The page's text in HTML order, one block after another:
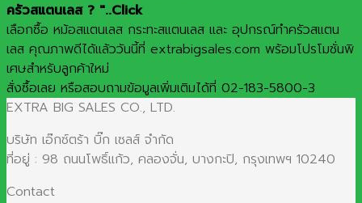
ครัวสแตนเลส ? "..Click
เลือกซื้อ หม้อสแตนเลส กระทะสแตนเลส และ อุปกรณ์ทำครัวสแตน
เลส คุณภาพดีได้แล้ววันนี้ที่ extrabigsales.com พร้อมโปรโมชั่นพิ
เศษสำหรับลูกค้าใหม่
สั่งซื้อเลย หรือสอบถามข้อมูลเพิ่มเติมได้ที่ 02-183-5800-3
EXTRA BIG SALES CO., LTD.
บริษัท เอ๊กซ์ตร้า บิ๊ก เซลส์ จำกัด
ที่อยู่ : 98 ถนนโพธิ์แก้ว, คลองจั่น, บางกะปิ, กรุงเทพฯ 10240
Contact